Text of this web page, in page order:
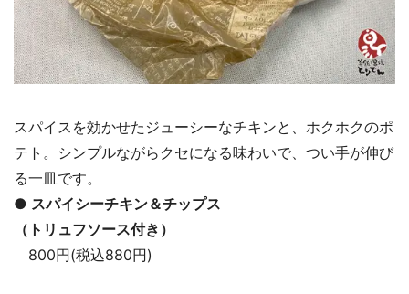
スパイスを効かせたジューシーなチキンと、ホクホクのポ
テト。シンプルながらクセになる味わいで、つい手が伸び
る一皿です。
● スパイシーチキン＆チップス
（トリュフソース付き）
800円(税込880円)